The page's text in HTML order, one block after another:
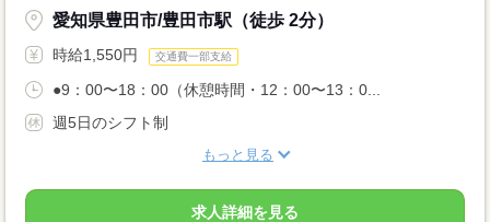
愛知県豊田市/豊田市駅（徒歩 2分）
時給1,550円 交通費一部支給
●9：00〜18：00（休憩時間・12：00〜13：0...
週5日のシフト制
もっと見る
求人詳細を見る